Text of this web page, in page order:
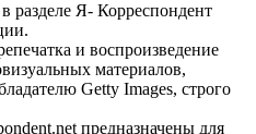
разделе Я- Корреспондент
и воспроизведение
материалов,
Getty Images, строго
предназначены для